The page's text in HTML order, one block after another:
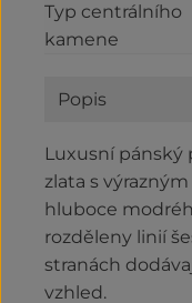
Typ centrálního
kamene
Popis
Luxusní pánský
zlata s
hluboce
rozděleny linií
stranách
vzhled.